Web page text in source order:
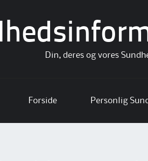
Din, deres og vores
Forside Personlig